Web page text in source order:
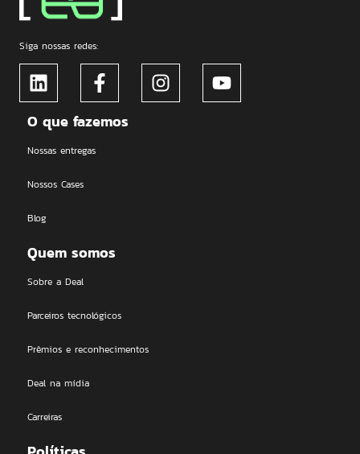
Siga nossas redes:
O que fazemos
Nossas entregas
Nossos Cases
Blog
Quem somos
Sobre a Deal
Parceiros tecnológicos
Prêmios e reconhecimentos
Deal na mídia
Carreiras